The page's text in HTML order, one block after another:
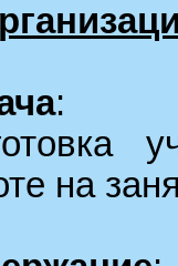
:
на